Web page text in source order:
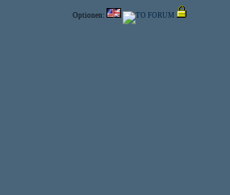
Optionen: